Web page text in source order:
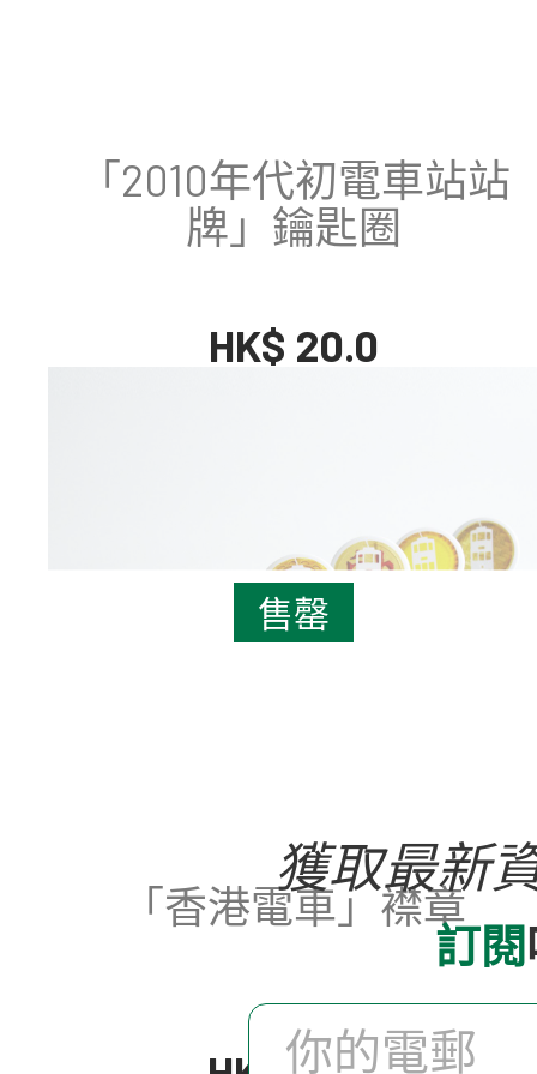
「2010年代初電車站站
牌」鑰匙圈
HK$ 20.0
售罄
「香港電車」襟章
獲取最新
訂閱